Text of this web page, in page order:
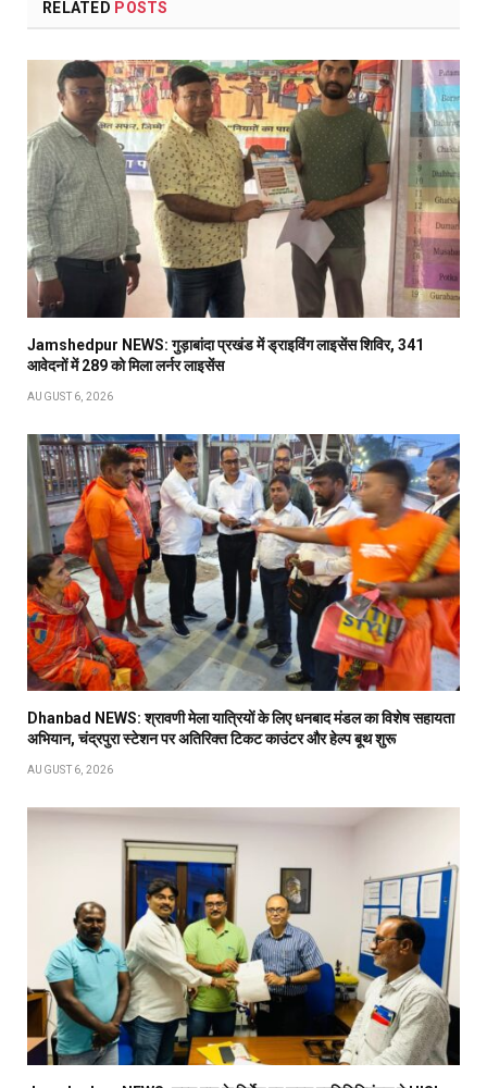
RELATED POSTS
Jamshedpur NEWS: गुड़ाबांदा प्रखंड में ड्राइविंग लाइसेंस शिविर, 341
आवेदनों में 289 को मिला लर्नर लाइसेंस
AUGUST 6, 2026
Dhanbad NEWS: श्रावणी मेला यात्रियों के लिए धनबाद मंडल का विशेष सहायता
अभियान, चंद्रपुरा स्टेशन पर अतिरिक्त टिकट काउंटर और हेल्प बूथ शुरू
AUGUST 6, 2026